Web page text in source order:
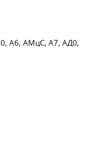
А6, АМцС, А7, АД0,